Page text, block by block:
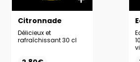
Citronnade
Délicieux et
rafraîchissant 30 cl